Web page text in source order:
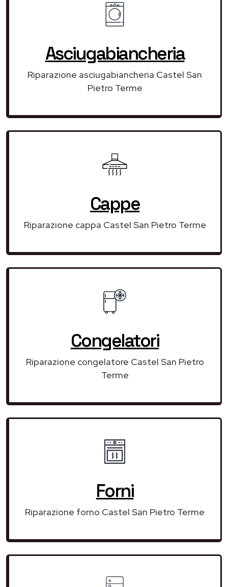
Asciugabiancheria
Riparazione asciugabiancheria Castel San
Pietro Terme
Cappe
Riparazione cappa Castel San Pietro Terme
Congelatori
Riparazione congelatore Castel San Pietro
Terme
Forni
Riparazione forno Castel San Pietro Terme